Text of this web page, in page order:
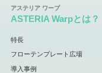
ASTERIA Warpとは？
特長
フローテンプレート広場
導入事例